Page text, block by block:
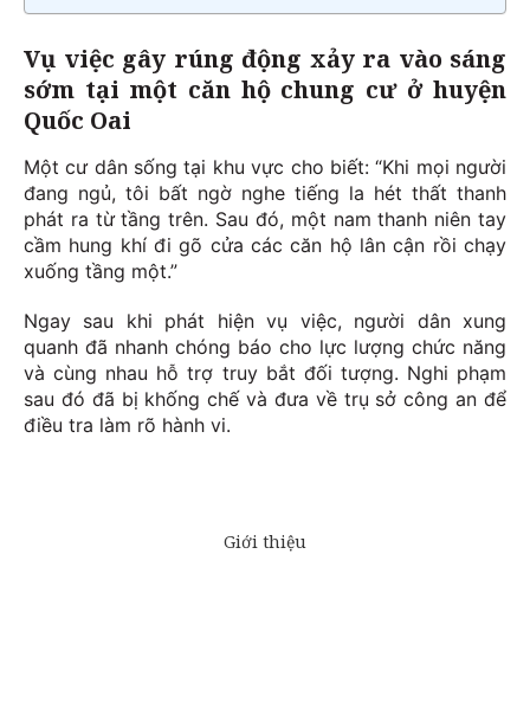
Vụ việc gây rúng động xảy ra vào sáng
sớm tại một căn hộ chung cư ở huyện
Quốc Oai
Một cư dân sống tại khu vực cho biết: “Khi mọi người
đang ngủ, tôi bất ngờ nghe tiếng la hét thất thanh
phát ra từ tầng trên. Sau đó, một nam thanh niên tay
cầm hung khí đi gõ cửa các căn hộ lân cận rồi chạy
xuống tầng một.”
Ngay sau khi phát hiện vụ việc, người dân xung
quanh đã nhanh chóng báo cho lực lượng chức năng
và cùng nhau hỗ trợ truy bắt đối tượng. Nghi phạm
sau đó đã bị khống chế và đưa về trụ sở công an để
điều tra làm rõ hành vi.